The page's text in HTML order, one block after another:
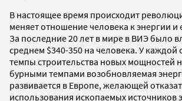
В настоящее время происходит
меняет отношение человека к энергии
За последние 20 лет в мире в ВИЭ было
среднем $340-350 на человека. У каждой
темпы строительства новых мощностей
бурными темпами возобновляемая
развивается в Европе, желающей
использования ископаемых источников